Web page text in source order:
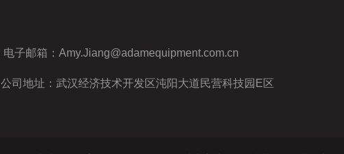
电子邮箱： Amy.Jiang@adamequipment.com.cn
公司地址：武汉经济技术开发区沌阳大道民营科技园E区